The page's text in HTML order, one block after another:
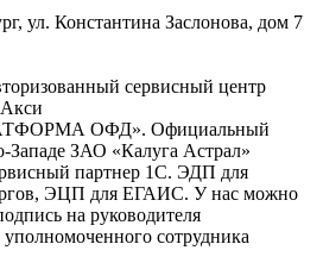
ул. Константина Заслонова, дом 7
сервисный центр
ОФД». Официальный
Западе ЗАО «Калуга Астрал»
партнер 1C. ЭДП для
ЭЦП для ЕГАИС. У нас можно
на руководителя
сотрудника